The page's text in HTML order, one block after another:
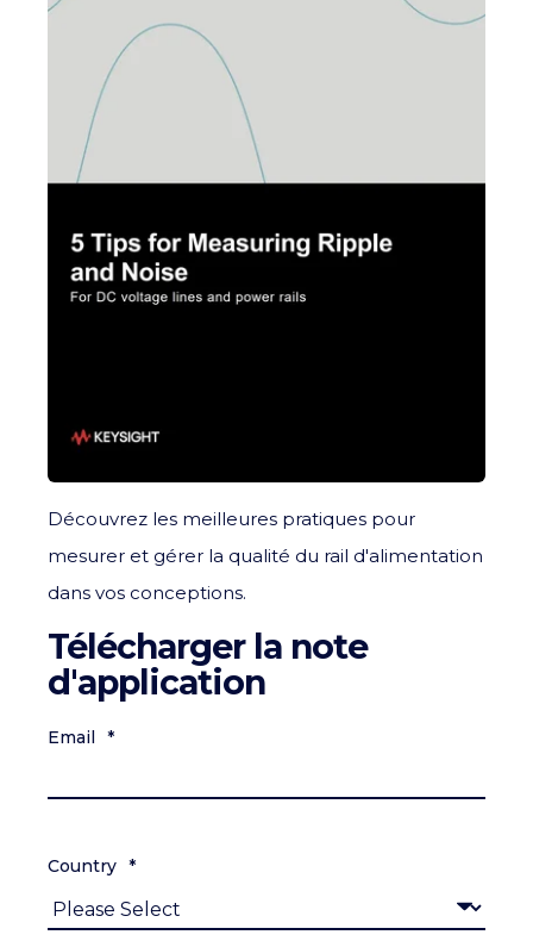
Découvrez les meilleures pratiques pour
mesurer et gérer la qualité du rail d'alimentation
dans vos conceptions.
Télécharger la note
d'application
Email *
Country *